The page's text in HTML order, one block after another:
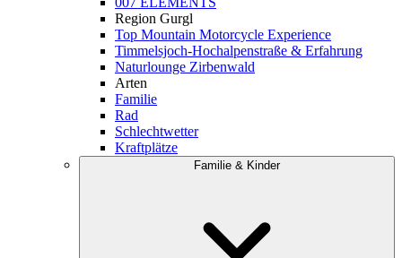
Region Gurgl
Top Mountain Motorcycle Experience
Timmelsjoch-Hochalpenstraße & Erfahrung
Naturlounge Zirbenwald
Arten
Familie
Rad
Schlechtwetter
Kraftplätze
Familie & Kinder